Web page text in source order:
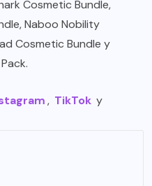
Cosmetic Bundle,
Naboo Nobility
Cosmetic Bundle y
, TikTok y